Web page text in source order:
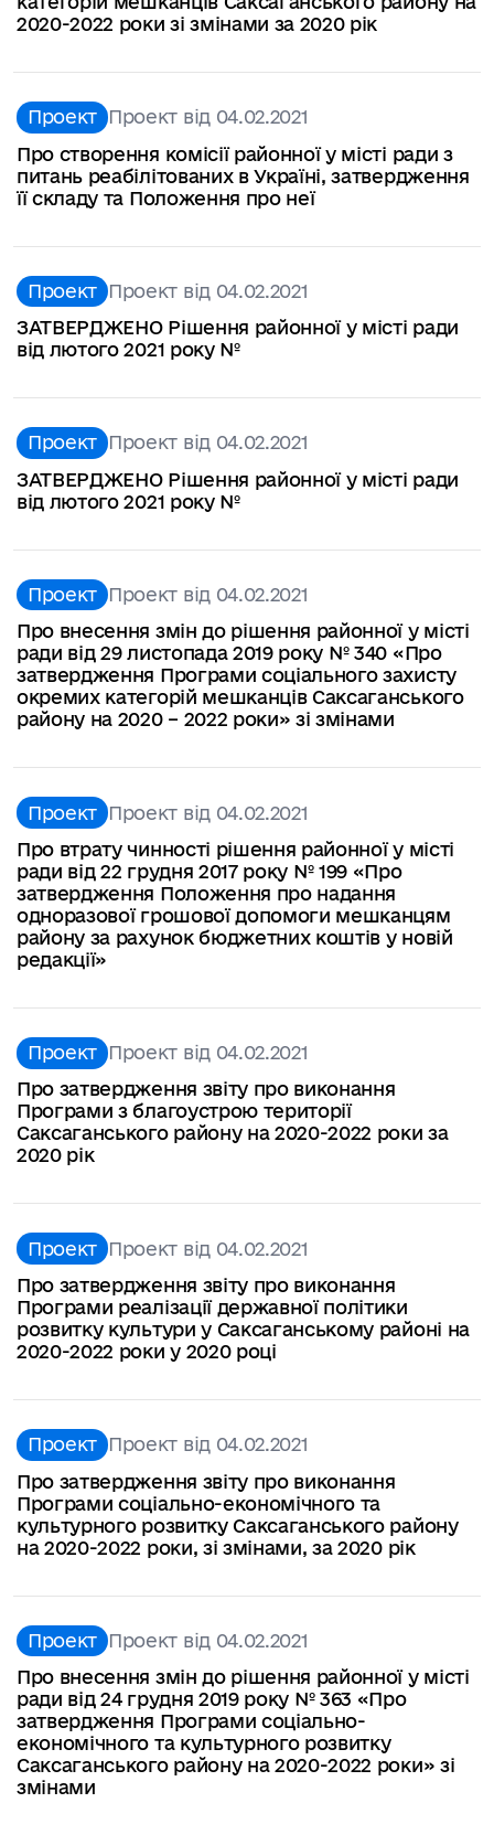
2020-2022 роки зі змінами за 2020 рік
Проект
Проект від 04.02.2021
Про створення комісії районної у місті ради з
питань реабілітованих в Україні, затвердження
її складу та Положення про неї
Проект
Проект від 04.02.2021
ЗАТВЕРДЖЕНО Рішення районної у місті ради
від лютого 2021 року №
Проект
Проект від 04.02.2021
ЗАТВЕРДЖЕНО Рішення районної у місті ради
від лютого 2021 року №
Проект
Проект від 04.02.2021
Про внесення змін до рішення районної у місті
ради від 29 листопада 2019 року № 340 «Про
затвердження Програми соціального захисту
окремих категорій мешканців Саксаганського
району на 2020 – 2022 роки» зі змінами
Проект
Проект від 04.02.2021
Про втрату чинності рішення районної у місті
ради від 22 грудня 2017 року № 199 «Про
затвердження Положення про надання
одноразової грошової допомоги мешканцям
району за рахунок бюджетних коштів у новій
редакції»
Проект
Проект від 04.02.2021
Про затвердження звіту про виконання
Програми з благоустрою території
Саксаганського району на 2020-2022 роки за
2020 рік
Проект
Проект від 04.02.2021
Про затвердження звіту про виконання
Програми реалізації державної політики
розвитку культури у Саксаганському районі на
2020-2022 роки у 2020 році
Проект
Проект від 04.02.2021
Про затвердження звіту про виконання
Програми соціально-економічного та
культурного розвитку Саксаганcького району
на 2020-2022 роки, зі змінами, за 2020 рік
Проект
Проект від 04.02.2021
Про внесення змін до рішення районної у місті
ради від 24 грудня 2019 року № 363 «Про
затвердження Програми соціально-
економічного та культурного розвитку
Саксаганського району на 2020-2022 роки» зі
змінами